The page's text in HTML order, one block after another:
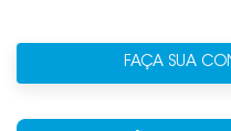
FAÇA SUA